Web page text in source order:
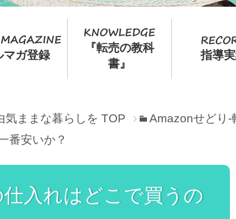
マガ登録
『転売の教科
書』
指導
気ままな暮らしを TOP
Amazonせどり-
番安いか？
入れはどこで買うの